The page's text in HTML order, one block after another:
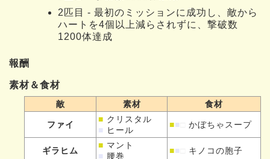
2匹目 - 最初のミッションに成功し、敵から
ハートを4個以上減らされずに、撃破数
1200体達成
報酬
素材＆食材
敵 素材 食材
ファイ
■ クリスタル
■ ヒール
■■ かぼちゃスープ
ギラヒム
■ マント
■ 腰巻
■■ キノコの胞子